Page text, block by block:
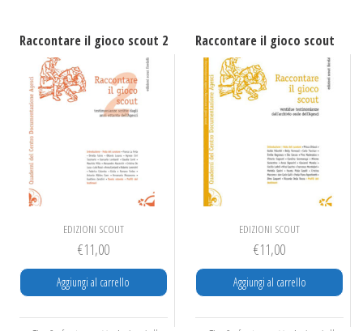
Raccontare il gioco scout 2
EDIZIONI SCOUT
€11,00
Aggiungi al carrello
Raccontare il gioco scout
EDIZIONI SCOUT
€11,00
Aggiungi al carrello